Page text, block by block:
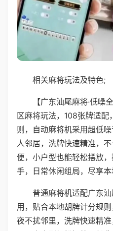
相关麻将玩法及特色;
【广东汕尾麻将·低噪
区麻将玩法，108张牌适配
则，自动麻将机采用超低
人邻居，洗牌快速精准，
便，小户型也能轻松摆放
手，日常休闲组局，尽享本
普通麻将机适配广东
用，贴合本地胡牌计分规
夜不扰邻里，洗牌快速精